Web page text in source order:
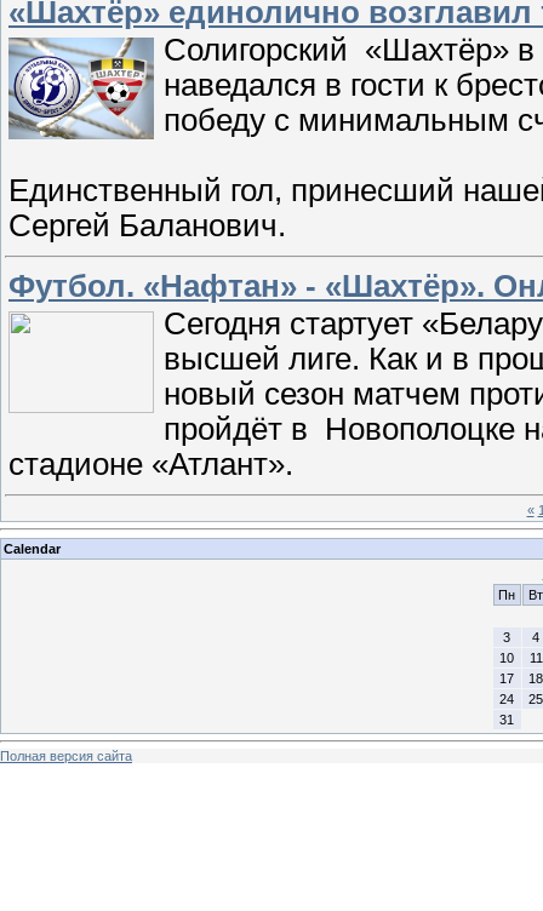
«Шахтёр» единолично
Солигорский «Шахтёр» в
наведался в гости к
победу с минимальным
Единственный гол, принесший
Сергей Баланович.
Футбол. «Нафтан» - «Шахтёр».
Сегодня стартует
высшей лиге. Как и в
новый сезон матчем
пройдёт в Новополоцке
стадионе «Атлант».
«
Calendar
Пн
Вт
3
4
10
11
17
18
24
25
31
Полная версия сайта